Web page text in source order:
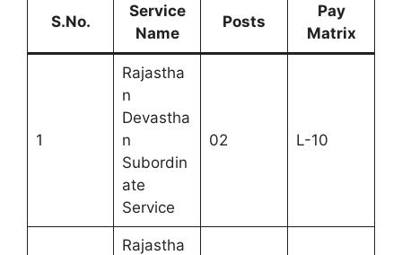
S.No.
Service
Name
Posts
Pay
Matrix
1
Rajastha
n
Devastha
n
Subordin
ate
Service
02 L-10
Rajastha